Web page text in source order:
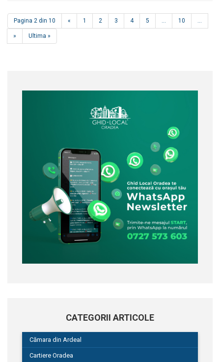
Pagina 2 din 10 « 1 2 3 4 5 ... 10 ...
» Ultima »
CATEGORII ARTICOLE
Cămara din Ardeal
Cartiere Oradea